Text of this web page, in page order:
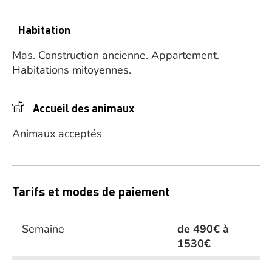
Habitation
Mas. Construction ancienne. Appartement.
Habitations mitoyennes.
Accueil des animaux
Animaux acceptés
Tarifs et modes de paiement
Semaine
de 490€ à
1530€